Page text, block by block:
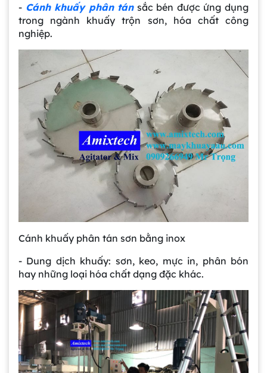
- Cánh khuấy phân tánsắc bén được ứng dụng
trong ngành khuấy trộn sơn, hóa chất công
nghiệp.
Cánh khuấy phân tán sơn bằng inox
- Dung dịch khuấy: sơn, keo, mực in, phân bón
hay những loại hóa chất dạng đặc khác.